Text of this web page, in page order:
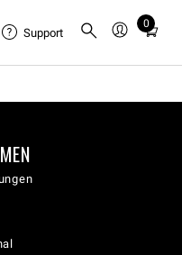
Support
0
Total
cart: